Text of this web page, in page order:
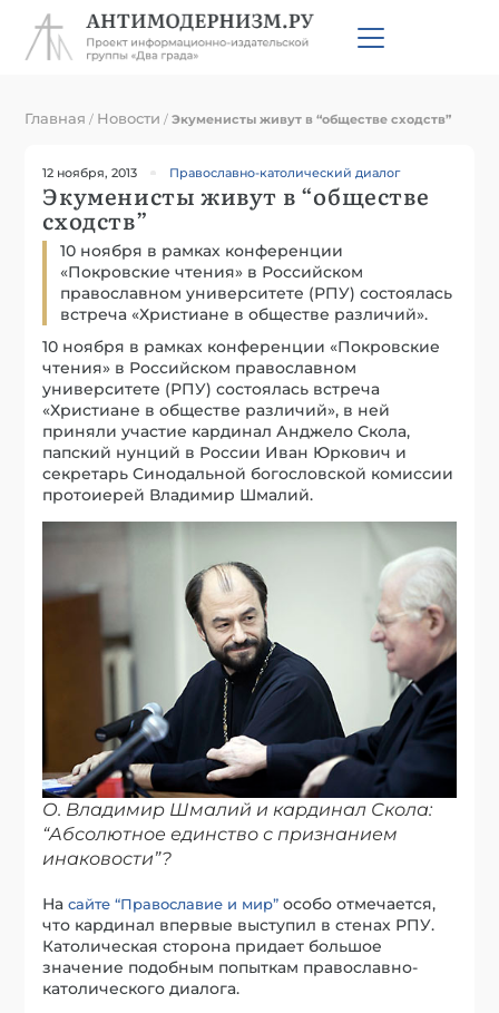
Главная / Новости /Экуменисты живут в “обществе сходств”
12 ноября, 2013 Православно-католический диалог
Экуменисты живут в “обществе
сходств”
10 ноября в рамках конференции
«Покровские чтения» в Российском
православном университете (РПУ) состоялась
встреча «Христиане в обществе различий».
10 ноября в рамках конференции «Покровские
чтения» в Российском православном
университете (РПУ) состоялась встреча
«Христиане в обществе различий», в ней
приняли участие кардинал Анджело Скола,
папский нунций в России Иван Юркович и
секретарь Синодальной богословской комиссии
протоиерей Владимир Шмалий.
О. Владимир Шмалий и кардинал Скола:
“Абсолютное единство с признанием
инаковости”?
Насайте “Православие и мир” особо отмечается,
что кардинал впервые выступил в стенах РПУ.
Католическая сторона придает большое
значение подобным попыткам православно-
католического диалога.